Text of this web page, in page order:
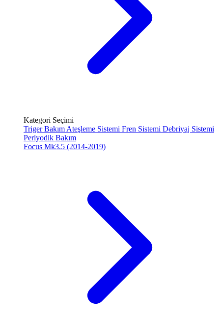
Kategori Seçimi
Triger Bakım Ateşleme Sistemi Fren Sistemi Debriyaj Sistemi
Periyodik Bakım
Focus Mk3.5 (2014-2019)